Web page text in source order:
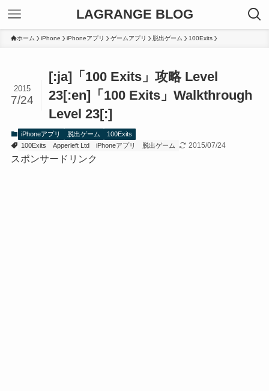
LAGRANGE BLOG
ホーム iPhone iPhoneアプリ ゲームアプリ 脱出ゲーム 100Exits
[:ja]「100 Exits」攻略 Level
23[:en]「100 Exits」Walkthrough
Level 23[:]
2015
7/24
iPhoneアプリ 脱出ゲーム
100Exits
100Exits
Apperleft Ltd iPhoneアプリ 脱出ゲーム 2015/07/24
スポンサードリンク